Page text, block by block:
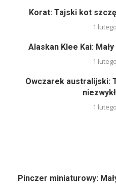
Korat: Tajski kot
1
Alaskan Klee Kai:
1
Owczarek australijski:
1
Pinczer miniaturowy: